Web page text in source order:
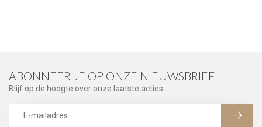
ABONNEER JE OP ONZE NIEUWSBRIEF
Blijf op de hoogte over onze laatste acties